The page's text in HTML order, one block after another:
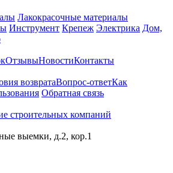
Лакокрасочные материалы
Инструмент Крепеж Электрика Дом,
ОтзывыНовостиКонтакты
возвратаВопрос-ответКак
Обратная связь
строительных компаний
выемки, д.2, кор.1